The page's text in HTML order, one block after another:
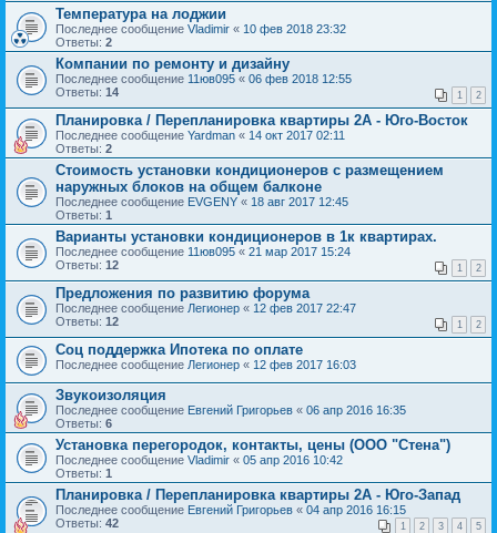
Температура на лоджии
Последнее сообщение Vladimir « 10 фев 2018 23:32
Ответы: 2
Компании по ремонту и дизайну
Последнее сообщение 11юв095 « 06 фев 2018 12:55
Ответы: 14 1 2
Планировка / Перепланировка квартиры 2А - Юго-Восток
Последнее сообщение Yardman « 14 окт 2017 02:11
Ответы: 2
Стоимость установки кондиционеров с размещением
наружных блоков на общем балконе
Последнее сообщение EVGENY « 18 авг 2017 12:45
Ответы: 1
Варианты установки кондиционеров в 1к квартирах.
Последнее сообщение 11юв095 « 21 мар 2017 15:24
Ответы: 12 1 2
Предложения по развитию форума
Последнее сообщение Легионер « 12 фев 2017 22:47
Ответы: 12 1 2
Соц поддержка Ипотека по оплате
Последнее сообщение Легионер « 12 фев 2017 16:03
Звукоизоляция
Последнее сообщение Евгений Григорьев « 06 апр 2016 16:35
Ответы: 6
Установка перегородок, контакты, цены (ООО "Стена")
Последнее сообщение Vladimir « 05 апр 2016 10:42
Ответы: 1
Планировка / Перепланировка квартиры 2А - Юго-Запад
Последнее сообщение Евгений Григорьев « 04 апр 2016 16:15
Ответы: 42 1 2 3 4 5